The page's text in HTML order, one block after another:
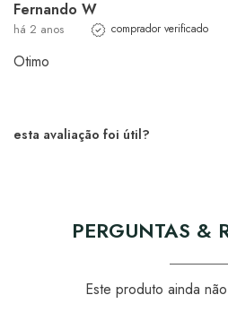
Fernando W
há 2 anos comprador verificado
Otimo
esta avaliação foi útil?
PERGUNTAS &
Este produto ainda